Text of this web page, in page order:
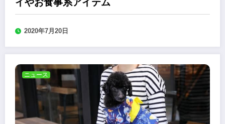
イやお食事系アイテム
2020年7月20日
ニュース